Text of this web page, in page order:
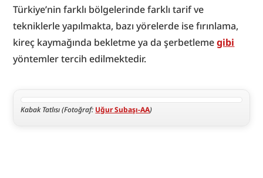
Türkiye’nin farklı bölgelerinde farklı tarif ve
tekniklerle yapılmakta, bazı yörelerde ise fırınlama,
kireç kaymağında bekletme ya da şerbetleme gibi
yöntemler tercih edilmektedir.
Kabak Tatlısı (Fotoğraf: Uğur Subaşı-AA)